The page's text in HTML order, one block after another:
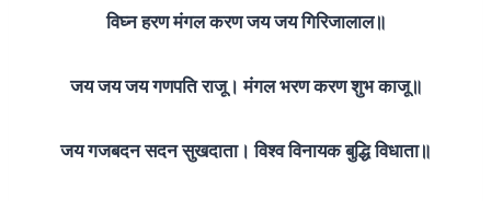
विघ्न हरण मंगल करण जय जय गिरिजालाल॥
जय जय जय गणपति राजू। मंगल भरण करण शुभ काजू॥
जय गजबदन सदन सुखदाता। विश्व विनायक बुद्धि विधाता॥